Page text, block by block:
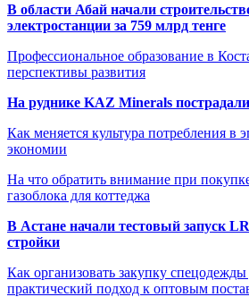
В области Абай начали
электростанции за 759 млрд тенге
Профессиональное образование в
перспективы развития
На руднике KAZ Minerals
Как меняется культура потребления в
экономии
На что обратить внимание при
газоблока для коттеджа
В Астане начали тестовый запуск
стройки
Как организовать закупку
практический подход к оптовым